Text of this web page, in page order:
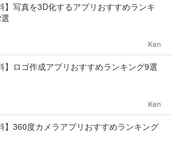
】写真を3D化するアプリおすすめランキ
Ken
】ロゴ作成アプリおすすめランキング9選
Ken
】360度カメラアプリおすすめランキング